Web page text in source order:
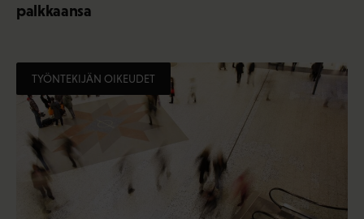
palkkaansa
TYÖNTEKIJÄN OIKEUDET